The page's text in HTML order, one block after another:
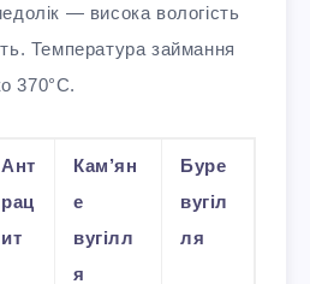
— висока вологість
Температура займання
370°C.
Ант
рац
ит
Кам’ян
е
вугілл
я
Буре
вугіл
ля